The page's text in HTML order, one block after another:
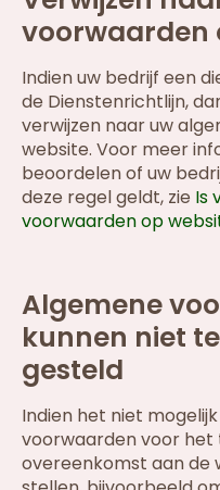
voorwaarden
Indien uw bedrijf een
de Dienstenrichtlijn,
verwijzen naar uw
website. Voor meer
beoordelen of uw
deze regel geldt, zie Is
voorwaarden op
Algemene
kunnen niet
gesteld
Indien het niet
voorwaarden voor
overeenkomst aan de